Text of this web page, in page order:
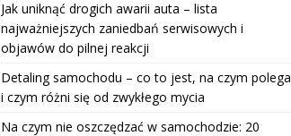
Jak uniknąć drogich awarii auta – lista
najważniejszych zaniedbań serwisowych i
objawów do pilnej reakcji
Detaling samochodu – co to jest, na czym polega
i czym różni się od zwykłego mycia
Na czym nie oszczędzać w samochodzie: 20